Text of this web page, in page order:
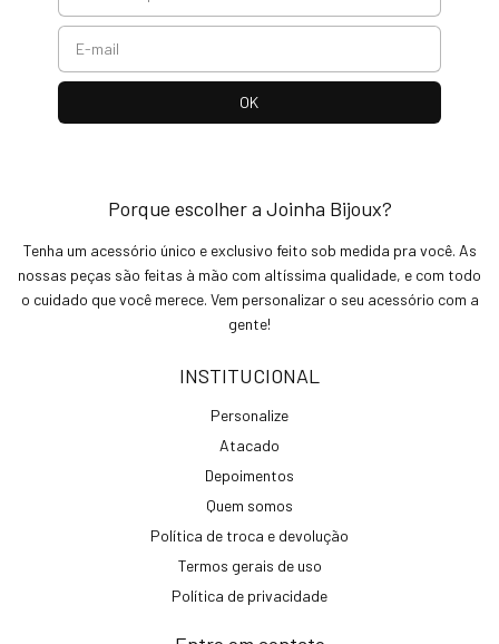
Porque escolher a Joinha Bijoux?
Tenha um acessório único e exclusivo feito sob medida pra você. As
nossas peças são feitas à mão com altíssima qualidade, e com todo
o cuidado que você merece. Vem personalizar o seu acessório com a
gente!
INSTITUCIONAL
Personalize
Atacado
Depoimentos
Quem somos
Política de troca e devolução
Termos gerais de uso
Política de privacidade